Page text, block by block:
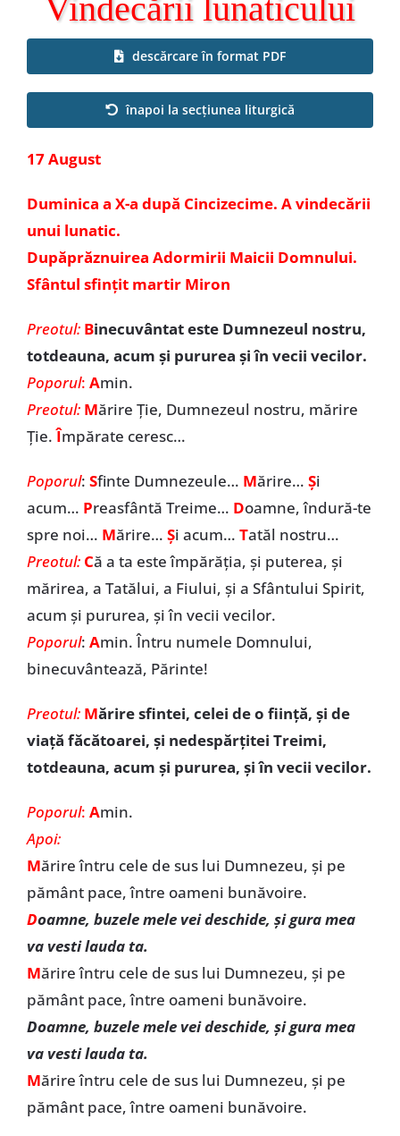
Special
Vindecării lunaticului
descărcare în format PDF
înapoi la secțiunea liturgică
17 August
Duminica a X-a după Cincizecime. A vindecării
unui lunatic.
Dupăprăznuirea Adormirii Maicii Domnului.
Sfântul sfințit martir Miron
Preotul: Binecuvântat este Dumnezeul nostru,
totdeauna, acum și pururea și în vecii vecilor.
Poporul: Amin.
Preotul: Mărire Ție, Dumnezeul nostru, mărire
Ție.Împărate ceresc…
Poporul: Sfinte Dumnezeule… Mărire… Și
acum… Preasfântă Treime… Doamne, îndură-te
spre noi… Mărire… Și acum… Tatăl nostru…
Preotul: Că a ta este împărăția, și puterea, și
mărirea, a Tatălui, a Fiului, și a Sfântului Spirit,
acum și pururea, și în vecii vecilor.
Poporul: Amin. Întru numele Domnului,
binecuvântează, Părinte!
Preotul: Mărire sfintei, celei de o fiinţă, şi de
viaţă făcătoarei, şi nedespărţitei Treimi,
totdeauna, acum şi pururea, şi în vecii vecilor.
Poporul: Amin.
Apoi:
Mărire întru cele de sus lui Dumnezeu, şi pe
pământ pace, între oameni bunăvoire.
Doamne, buzele mele vei deschide, şi gura mea
va vesti lauda ta.
Mărire întru cele de sus lui Dumnezeu, şi pe
pământ pace, între oameni bunăvoire.
Doamne, buzele mele vei deschide, şi gura mea
va vesti lauda ta.
Mărire întru cele de sus lui Dumnezeu, şi pe
pământ pace, între oameni bunăvoire.